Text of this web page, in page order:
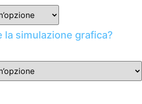
la simulazione grafica?